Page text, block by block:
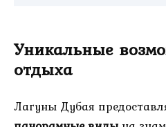
Уникальные
отдыха
Лагуны Дубая